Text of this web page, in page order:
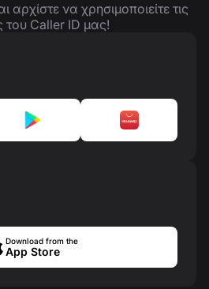
να χρησιμοποιείτε τις
του Caller ID μας!
Download from the
App Store